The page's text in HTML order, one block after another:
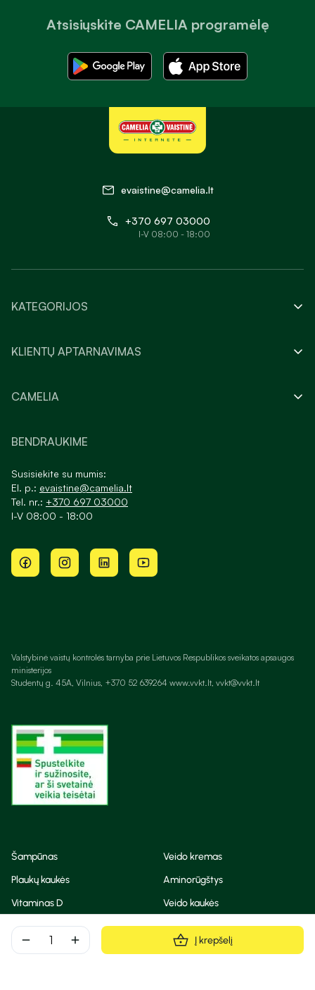
remove add Į krepšelį
Atsisiųskite CAMELIA programėlę
evaistine@camelia.lt
+370 697 03000
I-V 08:00 - 18:00
KATEGORIJOS
KLIENTŲ APTARNAVIMAS
CAMELIA
BENDRAUKIME
Susisiekite su mumis:
El. p.: evaistine@camelia.lt
Tel. nr.: +370 697 03000
I-V 08:00 - 18:00
Valstybinė vaistų kontrolės tarnyba prie Lietuvos Respublikos sveikatos apsaugos
ministerijos
Studentų g. 45A, Vilnius, +370 52 639264 www.vvkt.lt, vvkt@vvkt.lt
Šampūnas
Veido kremas
Plaukų kaukės
Aminorūgštys
Vitaminas D
Veido kaukės
Korėjietiška kosmetika
Eteriniai aliejai
Dezodorantas
BB ir CC kremas